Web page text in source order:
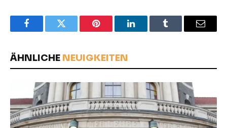
FacebookTwitter Pinterest LinkedInTumblr Email
ÄHNLICHE NEUIGKEITEN